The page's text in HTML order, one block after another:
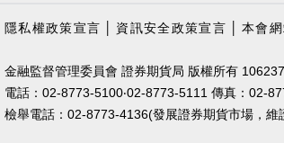
隱私權政策宣言 資訊安全政策宣言 │本會
金融監督管理委員會 證券期貨局 版權所有
電話：02-8773-5100‧02-8773-5111 傳真：02-
檢舉電話：02-8773-4136(發展證券期貨市場，